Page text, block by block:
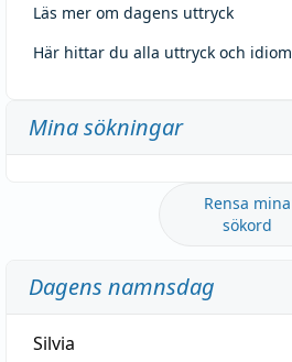
Läs mer om dagens uttryck
Här hittar du alla uttryck och idiom
Mina sökningar
Rensa mina
sökord
Dagens namnsdag
Silvia